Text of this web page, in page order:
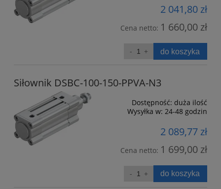
2 041,80 zł
Cena netto: 1 660,00 zł
do koszyka
Siłownik DSBC-100-150-PPVA-N3
Dostępność: duża ilość
Wysyłka w: 24-48 godzin
2 089,77 zł
Cena netto: 1 699,00 zł
do koszyka